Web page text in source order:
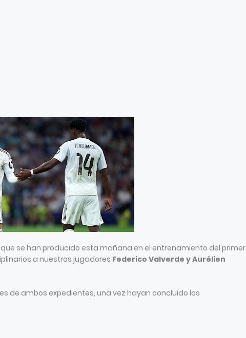
se han producido esta mañana en el entrenamiento del primer
a nuestros jugadores Federico Valverde y Aurélien
de ambos expedientes, una vez hayan concluido los